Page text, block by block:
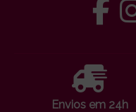
Envios em 24h